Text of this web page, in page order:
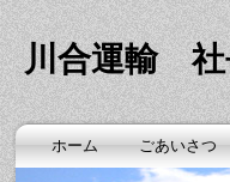
川合運輸 社
ホーム ごあいさつ